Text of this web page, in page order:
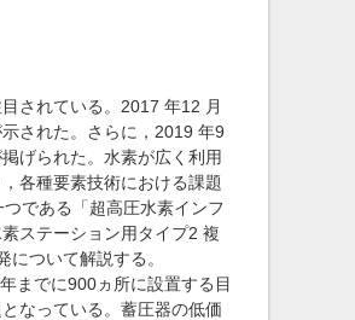
されている。2017 年12 月
された。さらに，2019 年9
げられた。水素が広く利用
各種要素技術における課題
である「超高圧水素インフ
ステーション用タイプ2 複
ついて解説する。
までに900ヵ所に設置する目
なっている。蓄圧器の低価